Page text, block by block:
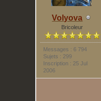
Volyova
Bricoleur
Messages : 6 794
Sujets : 299
Inscription : 25 Jul
2006